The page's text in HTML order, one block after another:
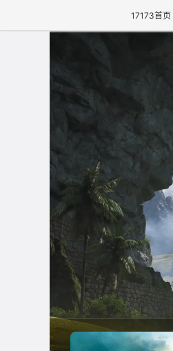
17173首页